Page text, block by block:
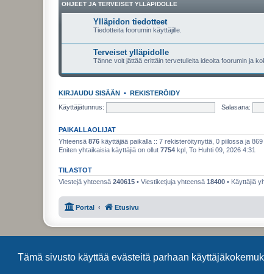
Tämä sivusto käyttää evästeitä parhaan
OHJEET JA TERVEISET YLLÄPIDOLLE
Ylläpidon tiedotteet
Tiedotteita foorumin käyttäjille.
Terveiset ylläpidolle
Tänne voit jättää erittäin tervetulleita ideoita foorumin ja
KIRJAUDU SISÄÄN • REKISTERÖIDY
Käyttäjätunnus:
Salasana:
PAIKALLAOLIJAT
Yhteensä 876 käyttäjää paikalla :: 7 rekisteröitynyttä, 0 piilossa ja
Eniten yhtaikaisia käyttäjiä on ollut 7754 kpl, To Huhti 09, 2026 4:31
TILASTOT
Viestejä yhteensä 240615 • Viestiketjuja yhteensä 18400 • Käyttäjiä
Portal Etusivu